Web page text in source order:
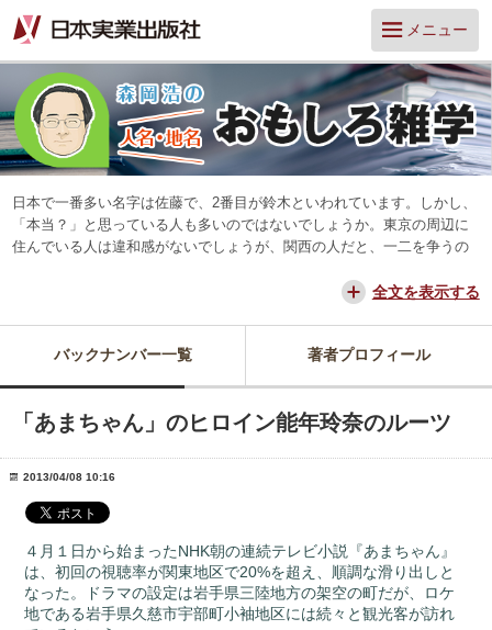
メニュー
日本で一番多い名字は佐藤で、2番目が鈴木といわれています。しかし、
「本当？」と思っている人も多いのではないでしょうか。東京の周辺に
住んでいる人は違和感がないでしょうが、関西の人だと、一二を争うの
交通が便利になって、東京からだと、離島や山中を除いてほとんどの所
思っています。
全文を表示する
バックナンバー一覧 著者プロフィール
「あまちゃん」のヒロイン能年玲奈のルーツ
2013/04/08 10:16
４月１日から始まったNHK朝の連続テレビ小説『あまちゃん』
は、初回の視聴率が関東地区で20%を超え、順調な滑り出しと
なった。ドラマの設定は岩手県三陸地方の架空の町だが、ロケ
地である岩手県久慈市宇部町小袖地区には続々と観光客が訪れ